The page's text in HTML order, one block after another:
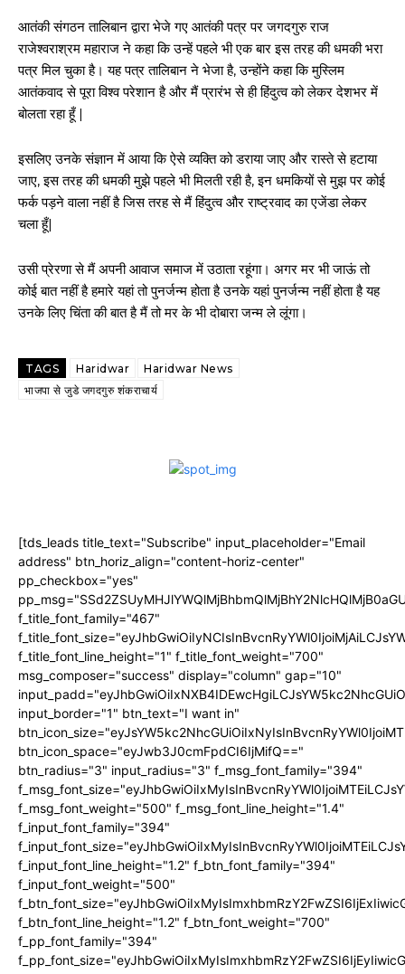
आतंकी संगठन तालिबान द्वारा भेजे गए आतंकी पत्र पर जगदगुरु राज
राजेश्वराश्रम महाराज ने कहा कि उन्हें पहले भी एक बार इस तरह की धमकी भरा
पत्र मिल चुका है। यह पत्र तालिबान ने भेजा है, उन्होंने कहा कि मुस्लिम
आतंकवाद से पूरा विश्व परेशान है और मैं प्रारंभ से ही हिंदुत्व को लेकर देशभर में
बोलता रहा हूँ |
इसलिए उनके संज्ञान में आया कि ऐसे व्यक्ति को डराया जाए और रास्ते से हटाया
जाए, इस तरह की धमकी मुझे पहले भी मिलती रही है, इन धमकियों से मुझ पर कोई
फर्क पड़ने वाला नहीं है जिस तरह से मैं हिंदुत्व और राष्ट्रवाद का एजेंडा लेकर
चला हूँ|
उसी प्रेरणा से मैं अपनी आवाज समाज में उठाता रहूंगा। अगर मर भी जाऊं तो
कोई बात नहीं है हमारे यहां तो पुनर्जन्म होता है उनके यहां पुनर्जन्म नहीं होता है यह
उनके लिए चिंता की बात है मैं तो मर के भी दोबारा जन्म ले लूंगा।
TAGS Haridwar
Haridwar News
भाजपा से जुडे जगदगुरु शंकराचार्य
[tds_leads title_text="Subscribe" input_placeholder="Email
address" btn_horiz_align="content-horiz-center"
pp_checkbox="yes"
f_title_font_family="467"
f_title_font_line_height="1" f_title_font_weight="700"
msg_composer="success" display="column" gap="10"
input_border="1" btn_text="I want in"
btn_icon_space="eyJwb3J0cmFpdCI6IjMifQ=="
btn_radius="3" input_radius="3" f_msg_font_family="394"
f_msg_font_weight="500" f_msg_font_line_height="1.4"
f_input_font_family="394"
f_input_font_line_height="1.2" f_btn_font_family="394"
f_input_font_weight="500"
f_btn_font_line_height="1.2" f_btn_font_weight="700"
f_pp_font_family="394"